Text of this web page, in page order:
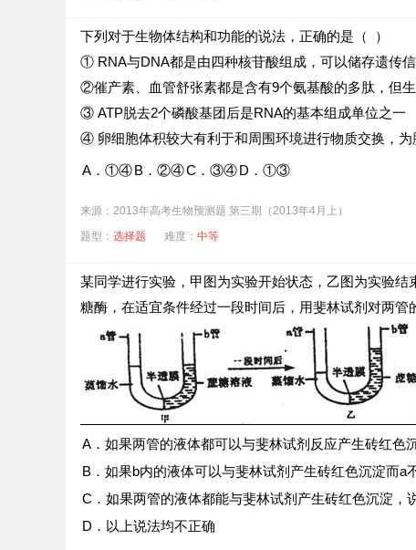
下列对于生物体结构和功能的说法，正确的是（ ）
① RNA与DNA都是由四种核苷酸组成，可以储存遗传
②催产素、血管舒张素都是含有9个氨基酸的多肽，但
③ ATP脱去2个磷酸基团后是RNA的基本组成单位之一
④ 卵细胞体积较大有利于和周围环境进行物质交换，
A．①④B．②④C．③④D．①③
来源：2013年高考生物预测题 第三期（2013年4月上）
题型： 选择题 难度： 中等
某同学进行实验，甲图为实验开始状态，乙图为实验
糖酶，在适宜条件经过一段时间后，用斐林试剂对两
A．如果两管的液体都可以与斐林试剂反应产生砖红
B．如果b内的液体可以与斐林试剂产生砖红色沉淀而
C．如果两管的液体都能与斐林试剂产生砖红色沉淀
D．以上说法均不正确